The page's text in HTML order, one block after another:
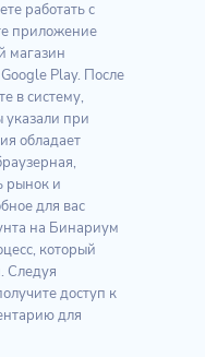
работать с
приложение
магазин
Play. После
в систему,
указали при
обладает
рынок и
для вас
на Бинариум
который
Следуя
доступ к
для